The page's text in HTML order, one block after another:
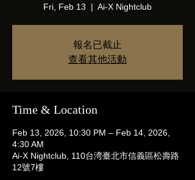
Fri, Feb 13
  |
Ai-X Nightclub
報名已截止
查看其他活動
Time & Location
Feb 13, 2026, 10:30 PM – Feb 14, 2026,
4:30 AM
Ai-X Nightclub, 110台湾臺北市信義區松壽路
12號7樓